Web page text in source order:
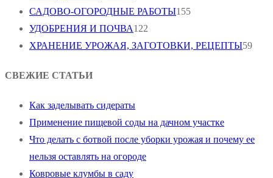
САДОВО-ОГОРОДНЫЕ РАБОТЫ155
УДОБРЕНИЯ И ПОЧВА122
ХРАНЕНИЕ УРОЖАЯ, ЗАГОТОВКИ, РЕЦЕПТЫ59
СВЕЖИЕ СТАТЬИ
Как заделывать сидераты
Применение пищевой соды на дачном участке
Что делать с ботвой после уборки урожая и почему ее
нельзя оставлять на огороде
Ковровые клумбы в саду